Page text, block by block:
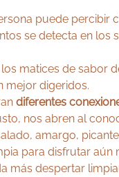
puede percibir
se detecta en los
matices de sabor
mejor digeridos.
diferentes
nos abren al
amargo,
para disfrutar aún
más despertar